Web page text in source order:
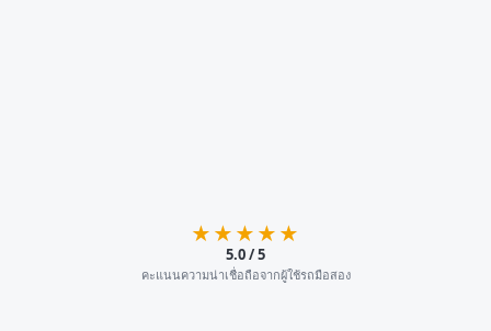
★★★★★
5.0 / 5
คะแนนความน่าเชื่อถือจากผู้ใช้รถมือสอง